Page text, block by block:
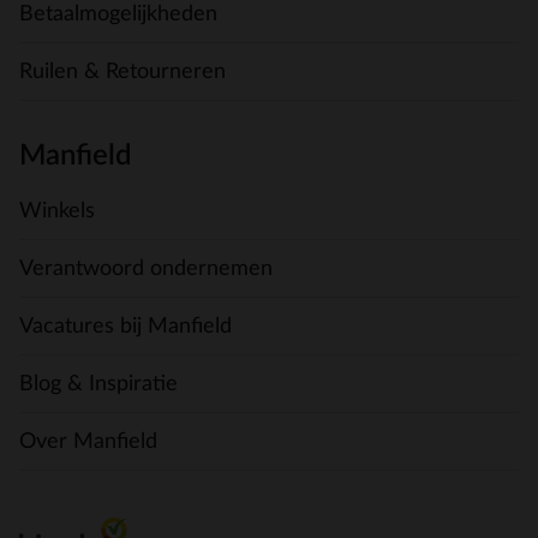
Betaalmogelijkheden
Ruilen & Retourneren
Manfield
Winkels
Verantwoord ondernemen
Vacatures bij Manfield
Blog & Inspiratie
Over Manfield